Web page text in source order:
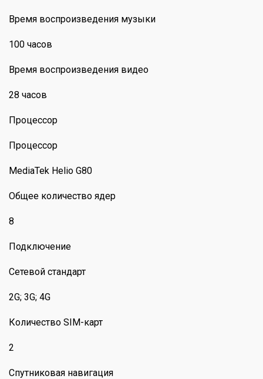
Время воспроизведения музыки
100 часов
Время воспроизведения видео
28 часов
Процессор
Процессор
MediaTek Helio G80
Общее количество ядер
8
Подключение
Сетевой стандарт
2G; 3G; 4G
Количество SIM-карт
2
Спутниковая навигация